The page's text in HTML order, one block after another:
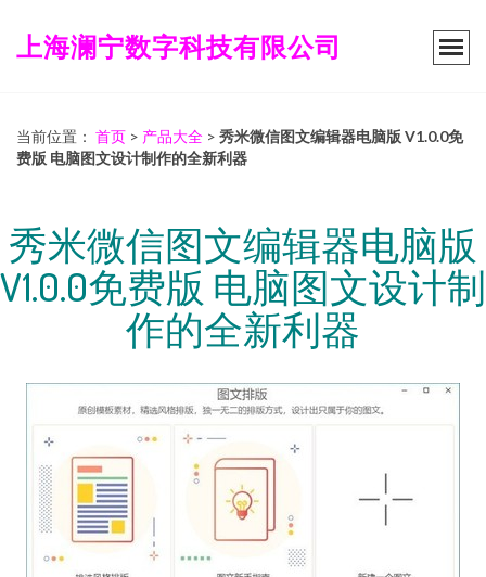
上海澜宁数字科技有限公司
当前位置： 首页 > 产品大全 > 秀米微信图文编辑器电脑版 V1.0.0免
费版 电脑图文设计制作的全新利器
秀米微信图文编辑器电脑版
V1.0.0免费版 电脑图文设计制
作的全新利器